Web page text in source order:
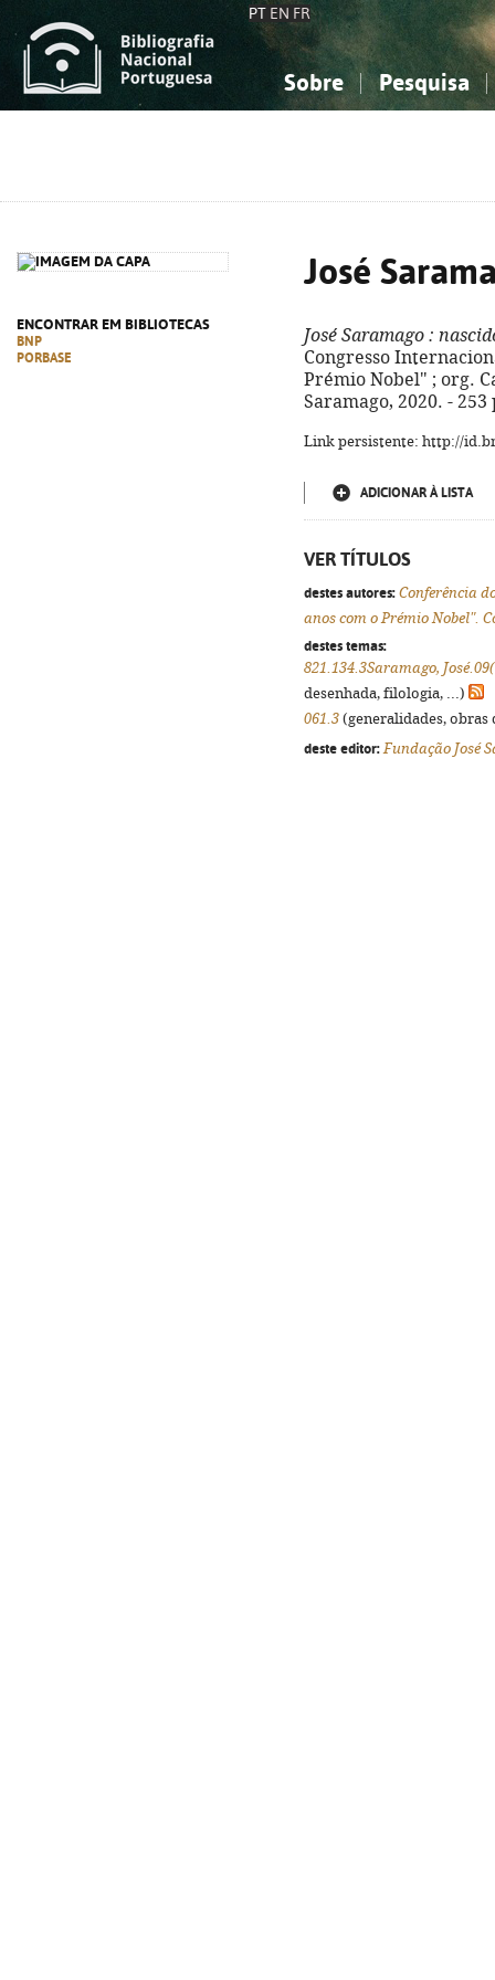
PT EN FR
Sobre Pesquisa
ENCONTRAR EM BIBLIOTECAS
BNP
PORBASE
José
José Saramago :
Congresso
Prémio Nobel" ; org.
Saramago, 2020. - 253
Link persistente: http://
ADICIONAR À LISTA
VER TÍTULOS
destes autores: Conferência
anos com o Prémio Nobel".
destes temas:
821.134.3Saramago,
desenhada, filologia, ...)
061.3 (generalidades,
deste editor: Fundação José